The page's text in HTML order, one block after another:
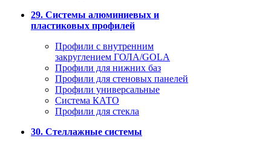
29. Системы алюминиевых и
пластиковых профилей
Профили с внутренним
закруглением ГОЛА/GOLA
Профили для нижних баз
Профили для стеновых панелей
Профили универсальные
Система КАТО
Профили для стекла
30. Стеллажные системы